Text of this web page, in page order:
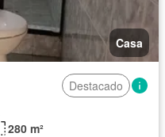
Casa
Destacado
280 m²